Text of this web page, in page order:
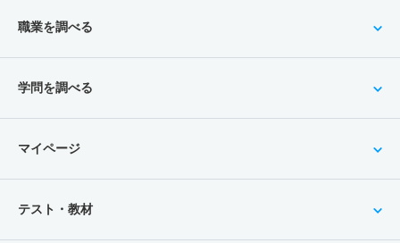
職業を調べる
学問を調べる
マイページ
テスト・教材